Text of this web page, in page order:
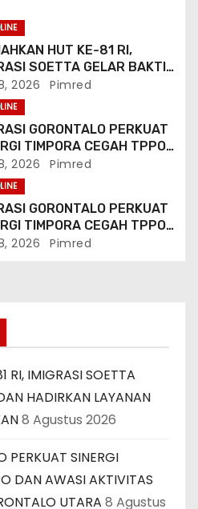
HUT KE-81 RI,
SOETTA GELAR BAKTI
DAN HADIRKAN LAYANAN
DI AKHIR PEKAN
2026 Pimred
GORONTALO PERKUAT
TIMPORA CEGAH TPPO
AKTIVITAS ORANG
DI GORONTALO UTARA
2026 Pimred
GORONTALO PERKUAT
TIMPORA CEGAH TPPO
AKTIVITAS ORANG
2026 Pimred
RI, IMIGRASI SOETTA
HADIRKAN LAYANAN
8 Agustus 2026
PERKUAT SINERGI
DAN AWASI AKTIVITAS
UTARA 8 Agustus